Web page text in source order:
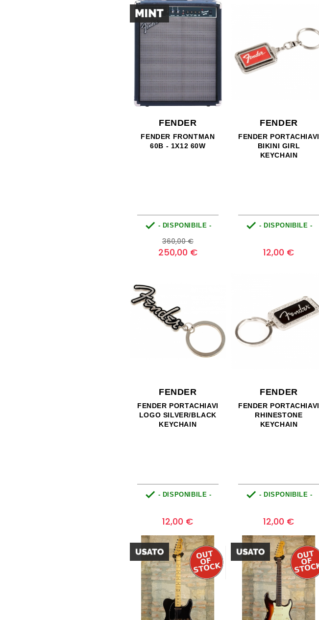
FENDER
FENDER FRONTMAN
60B - 1X12 60W
 - DISPONIBILE -
Prezzo
base
360,00 €Prezzo
250,00 €
FENDER
FENDER PORTACHIAVI
BIKINI GIRL
KEYCHAIN
 - DISPONIBILE -
12,00 €
FENDER
FENDER PORTACHIAVI
LOGO SILVER/BLACK
KEYCHAIN
 - DISPONIBILE -
12,00 €
FENDER
FENDER PORTACHIAVI
RHINESTONE
KEYCHAIN
 - DISPONIBILE -
12,00 €